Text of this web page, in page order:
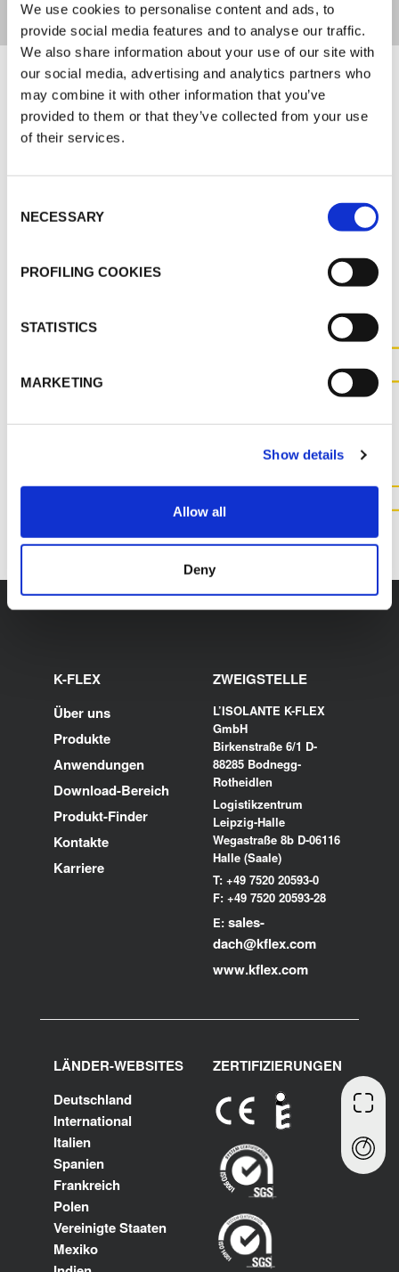
We use cookies to personalise content and ads, to
provide social media features and to analyse our traffic.
We also share information about your use of our site with
our social media, advertising and analytics partners who
may combine it with other information that you’ve
provided to them or that they’ve collected from your use
of their services.
Selection
NECESSARY
PROFILING COOKIES
STATISTICS
MARKETING
Show details
Allow all
Deny
Unterlagen
MARKETING
SONSTIGE UNTERLAGEN
KONTAKTIEREN SIE UNS FÜR
WEITERE INFORMATIONEN
ZU DIESEM PRODUKT
KONTAKT
K-FLEX
Über uns
Produkte
Anwendungen
Download-Bereich
Produkt-Finder
Kontakte
Karriere
ZWEIGSTELLE
L’ISOLANTE K-FLEX
GmbH
Birkenstraße 6/1 D-
88285 Bodnegg-
Rotheidlen
Logistikzentrum
Leipzig-Halle
Wegastraße 8b D-06116
Halle (Saale)
T: +49 7520 20593-0
F: +49 7520 20593-28
E: sales-
dach@kflex.com
www.kflex.com
LÄNDER-WEBSITES
Deutschland
International
Italien
Spanien
Frankreich
Polen
Vereinigte Staaten
Mexiko
ZERTIFIZIERUNGEN